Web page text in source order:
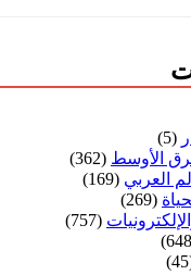
(5)
الأوسط (362)
العربي (169)
(269)
(757)